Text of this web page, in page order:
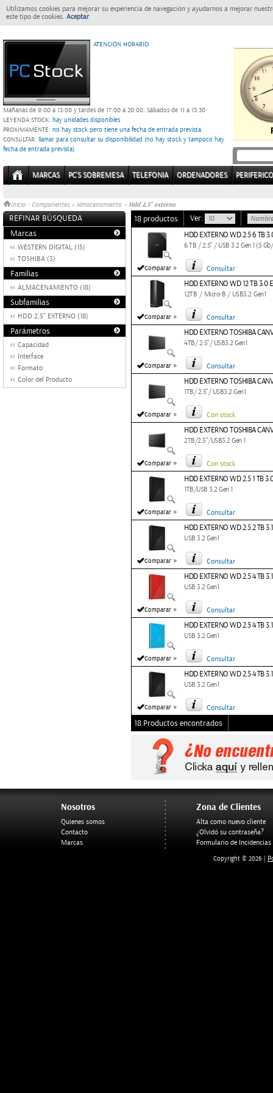
Utilizamos cookies para mejorar su experiencia de navegación y ayudarnos a mejorar
este tipo de cookies. Aceptar
ATENCIÓN HORARIO
Mañanas de 9:00 a 13:00 y tardes de 17:00 a 20:00. Sábados de 11 a 13:30
LEYENDA:STOCK: hay unidades disponibles
PROXIMAMENTE: no hay stock pero tiene una fecha de entrada prevista.
CONSULTAR: llamar para consultar su disponibilidad (no hay stock y tampoco hay
fecha de entrada prevista)
.
MARCAS PC'S SOBREMESA TELEFONIA ORDENADORES
Inicio > Componentes » Almacenamiento » Hdd 2,5" externo
REFINAR BÚSQUEDA
Marcas
WESTERN DIGITAL (15)
TOSHIBA (3)
Familias
ALMACENAMIENTO (18)
Subfamilias
HDD 2,5" EXTERNO (18)
Parámetros
Capacidad
Interface
Formato
Color del Producto
18 productos Ver:
Comparar »
HDD EXTERNO WD 2.5 6 TB
6 TB / 2.5" / USB 3.2 Gen 1 (5
Consultar
Comparar »
HDD EXTERNO WD 12 TB 3.0
12TB / Micro-B / USB3.2 Gen1
Consultar
Comparar »
HDD EXTERNO TOSHIBA
4TB/ 2.5"/ USB3.2 Gen1
Consultar
Comparar »
HDD EXTERNO TOSHIBA
1TB/ 2.5"/ USB3.2 Gen1
Con stock
Comparar »
HDD EXTERNO TOSHIBA
2TB/2.5"/USB3.2 Gen 1
Con stock
Comparar »
HDD EXTERNO WD 2.5 1 TB
1TB/USB 3.2 Gen 1
Consultar
Comparar »
HDD EXTERNO WD 2.5 2 TB
USB 3.2 Gen1
Consultar
Comparar »
HDD EXTERNO WD 2.5 4 TB
USB 3.2 Gen1
Consultar
Comparar »
HDD EXTERNO WD 2.5 4 TB
USB 3.2 Gen1
Consultar
Comparar »
HDD EXTERNO WD 2.5 4 TB
USB 3.2 Gen1
Consultar
18 Productos encontrados
Nosotros
Quienes somos
Contacto
Marcas
Zona de Clientes
Alta como nuevo cliente
¿Olvidó su contraseña?
Formulario de Incidencias
Copyright © 2026 |